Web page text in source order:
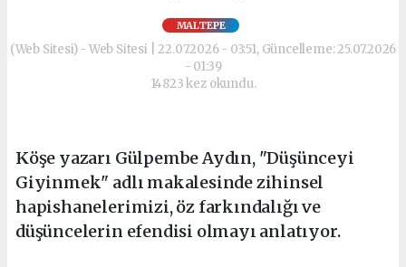
MALTEPE
(Web Sitesi) - Web Sitesi | 22.07.2026 - 03:51, Güncelleme: 25.07.2026
- 01:39
14823 kez okundu.
Köşe yazarı Gülpembe Aydın, "Düşünceyi
Giyinmek" adlı makalesinde zihinsel
hapishanelerimizi, öz farkındalığı ve
düşüncelerin efendisi olmayı anlatıyor.